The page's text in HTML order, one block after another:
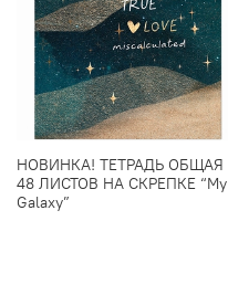
НОВИНКА! ТЕТРАДЬ ОБЩАЯ
48 ЛИСТОВ НА СКРЕПКЕ “My
Galaxy”